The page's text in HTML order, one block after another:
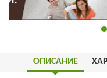
ОПИСАНИЕ